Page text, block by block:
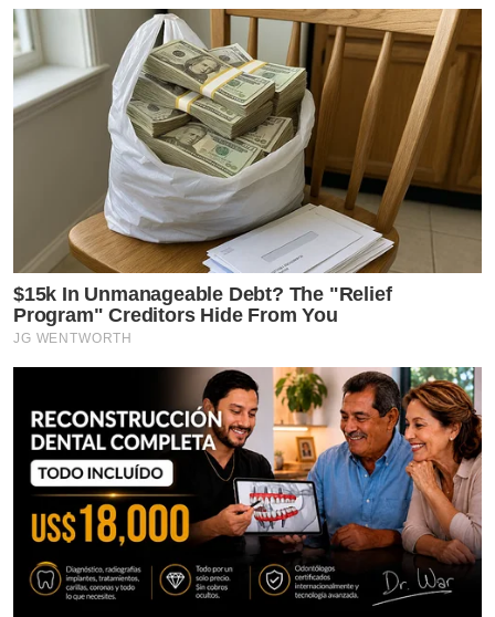
$15k In Unmanageable Debt? The "Relief
Program" Creditors Hide From You
JG WENTWORTH